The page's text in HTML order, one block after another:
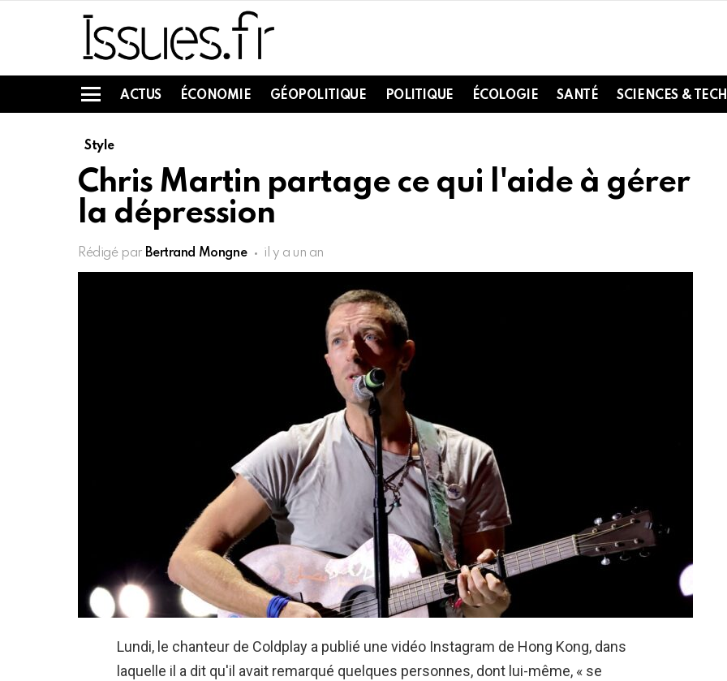
Menu
ACTUS ÉCONOMIE GÉOPOLITIQUE POLITIQUE ÉCOLOGIE SANTÉ SCIENCES & TECH
Style
Chris Martin partage ce qui l'aide à gérer
la dépression
Rédigé par Bertrand Mongne il y a un an
Lundi, le chanteur de Coldplay a publié une vidéo Instagram de Hong Kong, dans
laquelle il a dit qu'il avait remarqué quelques personnes, dont lui-même, « se